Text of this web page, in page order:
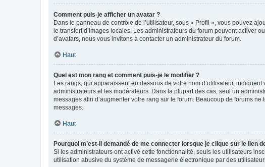
Comment puis-je afficher un avatar ?
Dans le panneau de contrôle de l’utilisateur, sous « Profil », vous pouvez
le transfert d’images locales. Les administrateurs du forum peuvent activer
d’avatars, nous vous invitons à contacter un administrateur du forum.
Haut
Quel est mon rang et comment puis-je le modifier ?
Les rangs, qui apparaissent en dessous de votre nom d’utilisateur,
administrateurs et les modérateurs. Dans la plupart des cas, seul un
messages afin d’augmenter votre rang sur le forum. Beaucoup de forums
messages.
Haut
Pourquoi m’est-il demandé de me connecter lorsque je clique sur le lien
Si les administrateurs ont activé cette fonctionnalité, seuls les utilisateurs
utilisation abusive du système de messagerie électronique par des